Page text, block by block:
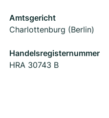
Amtsgericht
Charlottenburg (Berlin)
Handelsregisternummer
HRA 30743 B